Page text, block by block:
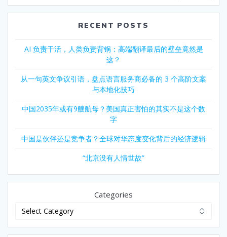
RECENT POSTS
AI 负责干活，人类负责背锅：高端翻译最后的壁垒竟然是
这？
从一句英文争议引语，盘点语言服务商必备的 3 个高阶文案
与本地化技巧
中国2035年或有9艘航母？美国真正害怕的其实不是这个数
字
中国是伙伴还是竞争者？全球对华态度变化背后的经济逻辑
“北京没有人情世故”
Categories